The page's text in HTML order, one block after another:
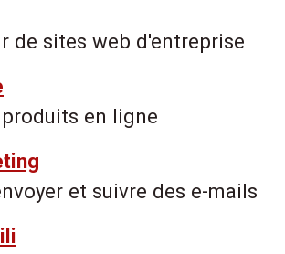
de sites web d'entreprise
en ligne
et suivre des e-mails